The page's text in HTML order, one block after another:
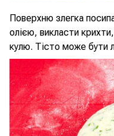
Поверхню злегка
олією, викласти
кулю. Тісто може бути